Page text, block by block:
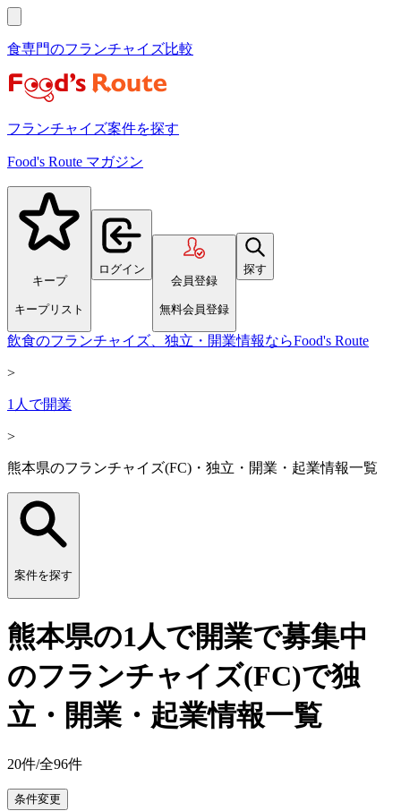
食専門のフランチャイズ比較
フランチャイズ案件を探す
Food's Route マガジン
キープ
キープリスト
ログイン
会員登録
無料会員登録
探す
飲食のフランチャイズ、独立・開業情報ならFood's Route
>
1人で開業
>
熊本県のフランチャイズ(FC)・独立・開業・起業情報一覧
案件を探す
熊本県の1人で開業で募集中
のフランチャイズ(FC)で独
立・開業・起業情報一覧
20件/全96件
条件変更